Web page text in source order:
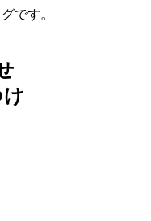
です。